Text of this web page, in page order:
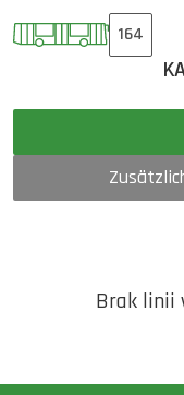
164
Brak linii